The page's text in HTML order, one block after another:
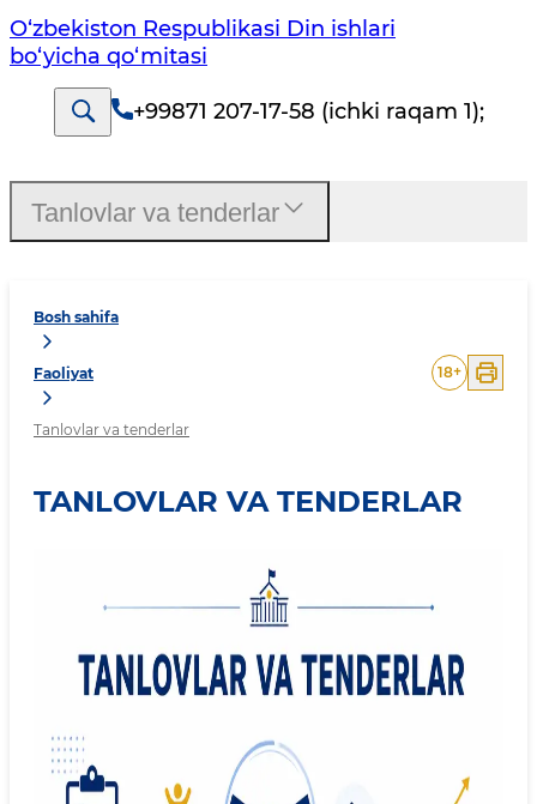
O‘zbekiston Respublikаsi Din ishlаri
bo‘yichа qo‘mitаsi
+99871 207-17-58 (ichki raqam 1);
Bosh sahifa
Faoliyat
Tanlovlar va tenderlar
18+
TANLOVLAR VA TENDERLAR
Tanlovlar va tenderlar